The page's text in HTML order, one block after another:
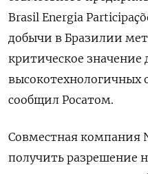
Brasil ‌Energia
добычи в Бразилии
критическое значение
высокотехнологичных
сообщил Росатом.
Совместная компания
‌получить разрешение